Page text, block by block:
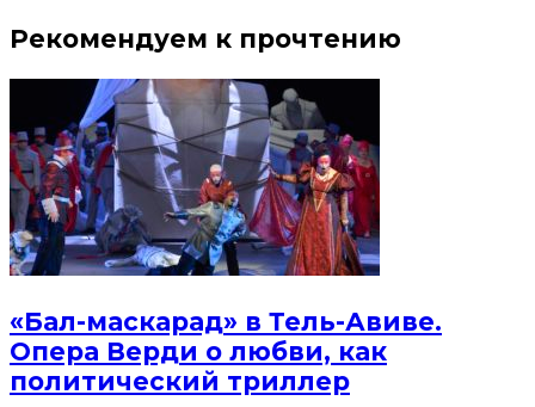
Рекомендуем к прочтению
«Бал-маскарад» в Тель-Авиве.
Опера Верди о любви, как
политический триллер